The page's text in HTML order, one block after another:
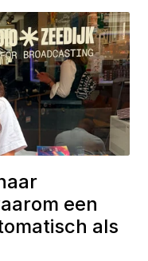
een
als